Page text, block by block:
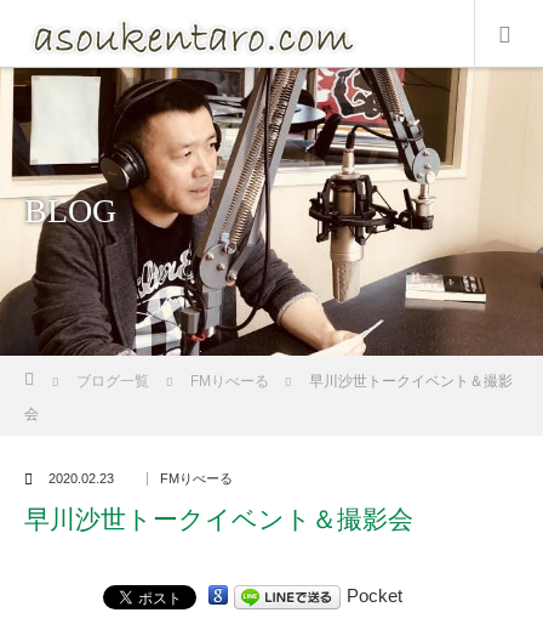
BLOG
ブログ一覧 FMりべーる
早川沙世トークイベント＆撮影
会
2020.02.23 FMりべーる
早川沙世トークイベント＆撮影会
Pocket